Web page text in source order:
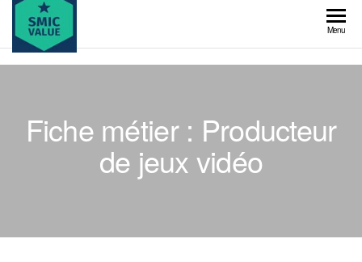
Skip
the
content
value
Menu
Fiche métier : Producteur
de jeux vidéo